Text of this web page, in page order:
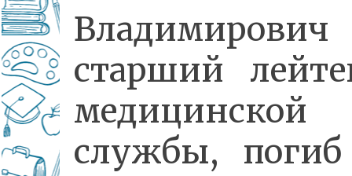
Владимирович
старший
медицинской
службы,